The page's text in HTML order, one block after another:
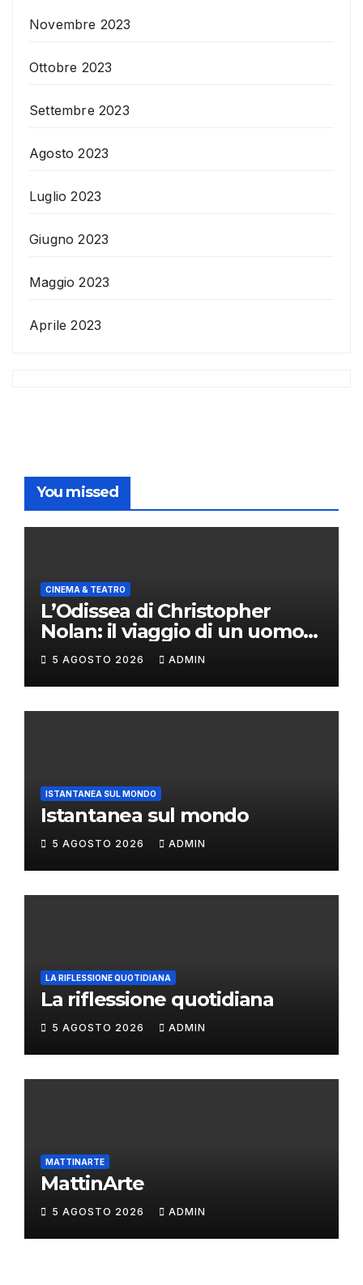
Novembre 2023
Ottobre 2023
Settembre 2023
Agosto 2023
Luglio 2023
Giugno 2023
Maggio 2023
Aprile 2023
You missed
CINEMA & TEATRO
L’Odissea di Christopher
Nolan: il viaggio di un uomo
oltre il mito
5 AGOSTO 2026 ADMIN
ISTANTANEA SUL MONDO
Istantanea sul mondo
5 AGOSTO 2026 ADMIN
LA RIFLESSIONE QUOTIDIANA
La riflessione quotidiana
5 AGOSTO 2026 ADMIN
MATTINARTE
MattinArte
5 AGOSTO 2026 ADMIN